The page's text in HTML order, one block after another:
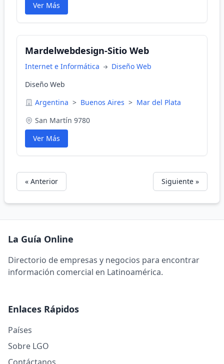
Ver Más
Mardelwebdesign-Sitio Web
Internet e Informática
Diseño Web
Diseño Web
Argentina > Buenos Aires > Mar del Plata
San Martín 9780
Ver Más
« Anterior Siguiente »
La Guía Online
Directorio de empresas y negocios para encontrar
información comercial en Latinoamérica.
Enlaces Rápidos
Países
Sobre LGO